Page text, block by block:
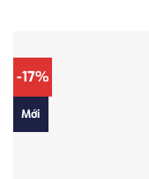
-17%
Mới